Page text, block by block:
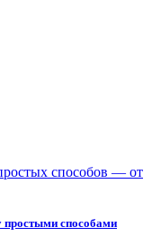
способами